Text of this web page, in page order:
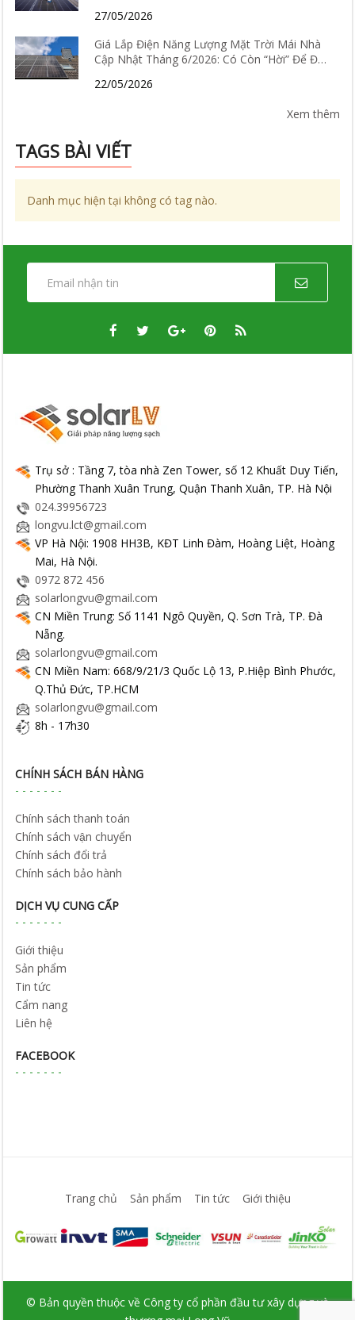
27/05/2026
Giá Lắp Điện Năng Lượng Mặt Trời Mái Nhà
Cập Nhật Tháng 6/2026: Có Còn “Hời” Để Đầu
22/05/2026
Xem thêm
TAGS BÀI VIẾT
Danh mục hiện tại không có tag nào.
Trụ sở : Tầng 7, tòa nhà Zen Tower, số 12 Khuất Duy Tiến,
Phường Thanh Xuân Trung, Quận Thanh Xuân, TP. Hà Nội
024.39956723
longvu.lct@gmail.com
VP Hà Nội: 1908 HH3B, KĐT Linh Đàm, Hoàng Liệt, Hoàng
Mai, Hà Nội.
0972 872 456
solarlongvu@gmail.com
CN Miền Trung: Số 1141 Ngô Quyền, Q. Sơn Trà, TP. Đà
Nẵng.
solarlongvu@gmail.com
CN Miền Nam: 668/9/21/3 Quốc Lộ 13, P.Hiệp Bình Phước,
Q.Thủ Đức, TP.HCM
solarlongvu@gmail.com
8h - 17h30
CHÍNH SÁCH BÁN HÀNG
Chính sách thanh toán
Chính sách vận chuyển
Chính sách đổi trả
Chính sách bảo hành
DỊCH VỤ CUNG CẤP
Giới thiệu
Sản phẩm
Tin tức
Cẩm nang
Liên hệ
FACEBOOK
Trang chủ Sản phẩm Tin tức Giới thiệu
© Bản quyền thuộc về Công ty cổ phần đầu tư xây dựng và